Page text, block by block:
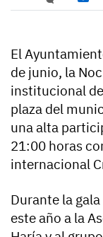
El
de junio, la
institucional
plaza del
una alta
21:00 horas
internacional
Durante la
este año a la